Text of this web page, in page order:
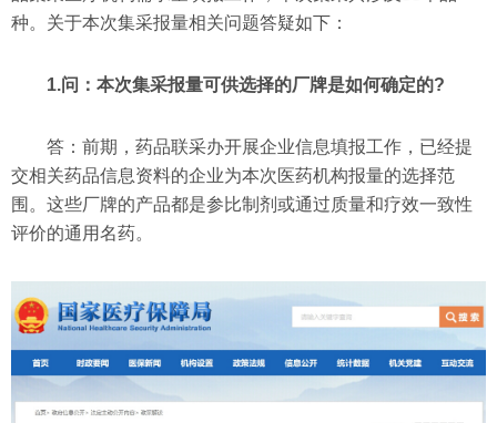
种。关于本次集采报量相关问题答疑如下：
1.问：本次集采报量可供选择的厂牌是如何确定的?
答：前期，药品联采办开展企业信息填报工作，已经提
交相关药品信息资料的企业为本次医药机构报量的选择范
围。这些厂牌的产品都是参比制剂或通过质量和疗效一致性
评价的通用名药。